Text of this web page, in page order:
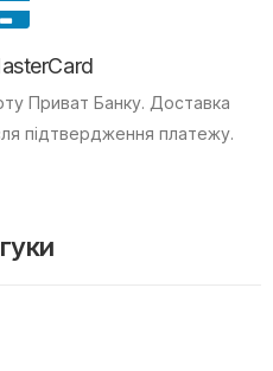
Приват Банку. Доставка
підтвердження платежу.